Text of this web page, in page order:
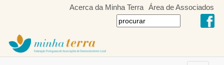
Acerca da Minha Terra Área de Associados